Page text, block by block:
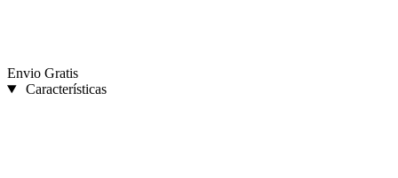
Envio Gratis
Características